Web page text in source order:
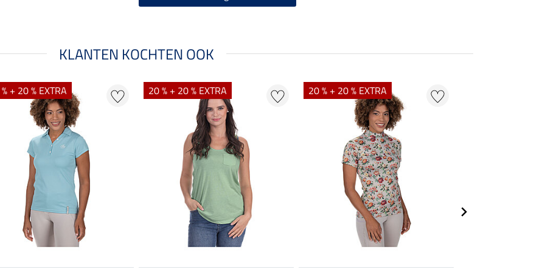
KLANTEN KOCHTEN OOK
+ 20 % EXTRA 20 % + 20 % EXTRA 20 % + 20 % EXTRA